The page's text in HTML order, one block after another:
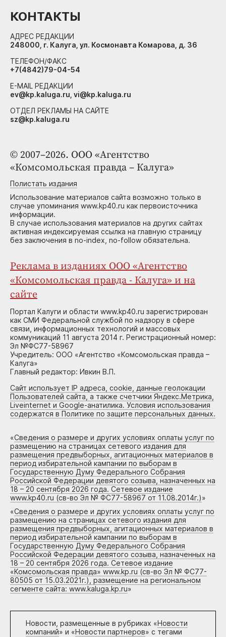
© 2007–2026. ООО «Агентство
«Комсомольская правда – Калуга»
Полистать издания
Использование материалов сайта возможно только в
случае упоминания www.kp40.ru как первоисточника
информации.
В случае использования материалов на других сайтах
активная индексируемая ссылка на главную страницу
без заключения в no-index, no-follow обязательна.
Реклама в изданиях ООО «Агентство
«Комсомольская правда - Калуга» и на
сайте
Портал Калуги и области www.kp40.ru зарегистрирован
как СМИ Федеральной службой по надзору в сфере
связи, информационных технологий и массовых
коммуникаций 11 августа 2014 г. Регистрационный номер:
Эл №ФС77-58967
Учредитель: ООО «Агентство «Комсомольская правда –
Калуга»
Главный редактор: Ивкин В.П.
Сайт использует IP адреса, cookie, данные геолокации
Пользователей сайта, а также счетчики Яндекс.Метрика,
Liveinternet и Google-анатилика. Условия использования
содержатся в Политике по защите персональных данных.
«Сведения о размере и других условиях оплаты услуг по
размещению на страницах сетевого издания для
размещения предвыборных, агитационных материалов в
период избирательной кампании по выборам в
Государственную Думу Федерального Собрания
Российской Федерации девятого созыва, назначенных на
18 – 20 сентября 2026 года. Сетевое издание
www.kp40.ru (св-во Эл № ФС77-58967 от 11.08.2014г.)»
«Сведения о размере и других условиях оплаты услуг по
размещению на страницах сетевого издания для
размещения предвыборных, агитационных материалов в
период избирательной кампании по выборам в
Государственную Думу Федерального Собрания
Российской Федерации девятого созыва, назначенных на
18 – 20 сентября 2026 года. Сетевое издание
«Комсомольская правда» www.kp.ru (св-во Эл № ФС77-
80505 от 15.03.2021г.), размещение на региональном
сегменте сайта: www.kaluga.kp.ru»
Новости, размещенные в рубриках «Новости
компаний» и «Новости партнеров» с тегами
КОНТАКТЫ
АДРЕС РЕДАКЦИИ
248000, г. Калуга, ул. Космонавта Комарова, д. 36
ТЕЛЕФОН/ФАКС
+7(4842)79-04-54
E-MAIL РЕДАКЦИИ
ev@kp.kaluga.ru, vi@kp.kaluga.ru
ОТДЕЛ РЕКЛАМЫ НА САЙТЕ
sz@kp.kaluga.ru